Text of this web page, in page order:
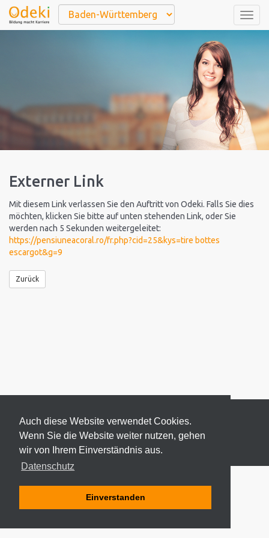
Auch diese Website verwendet Cookies.
Wenn Sie die Website weiter nutzen, gehen
wir von Ihrem Einverständnis aus.
Datenschutz
Einverstanden
Externer Link
Mit diesem Link verlassen Sie den Auftritt von Odeki. Falls Sie dies
möchten, klicken Sie bitte auf unten stehenden Link, oder Sie
werden nach 5 Sekunden weitergeleitet:
https://pensiuneacoral.ro/fr.php?cid=25&kys=tire bottes
escargot&g=9
Zurück
© 2026 ODEKI - ALLE RECHTE VORBEHALTEN